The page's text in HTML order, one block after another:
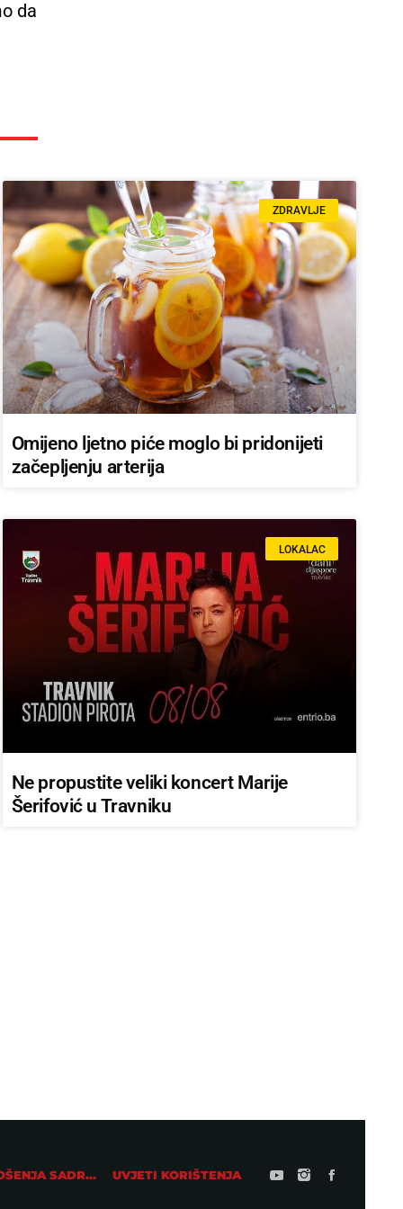
da
ZDRAVLJE
Omijeno ljetno piće moglo bi pridonijeti
začepljenju arterija
LOKALAC
Ne propustite veliki koncert Marije
Šerifović u Travniku
Pojačan intenzitet prometa na bh.